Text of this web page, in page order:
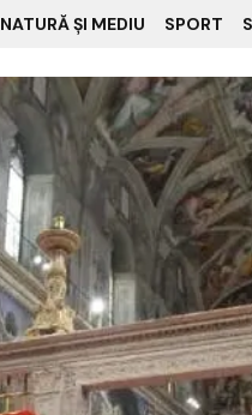
NATURĂ ȘI MEDIU SPORT